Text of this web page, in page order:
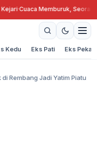
·Cuaca Memburuk, Seorang
Kedu Eks Pati Eks
Rembang Jadi Yatim Piatu